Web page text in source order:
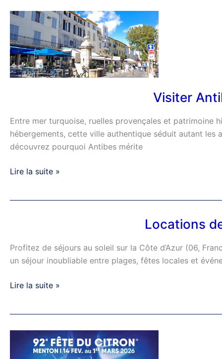
Visiter
Entre mer turquoise, ruelles provençales et patrimoine
hébergements, cette ville authentique séduit autant les
découvrez pourquoi Antibes mérite
Visiter
Antibes
à
30
minutes
de
de
vacances
Lire la suite »
Locations
Profitez de séjours au soleil sur la Côte d’Azur (06,
un séjour inoubliable entre plages, fêtes locales et
Vacances
Côte
4****
Carnaval
Lire la suite »